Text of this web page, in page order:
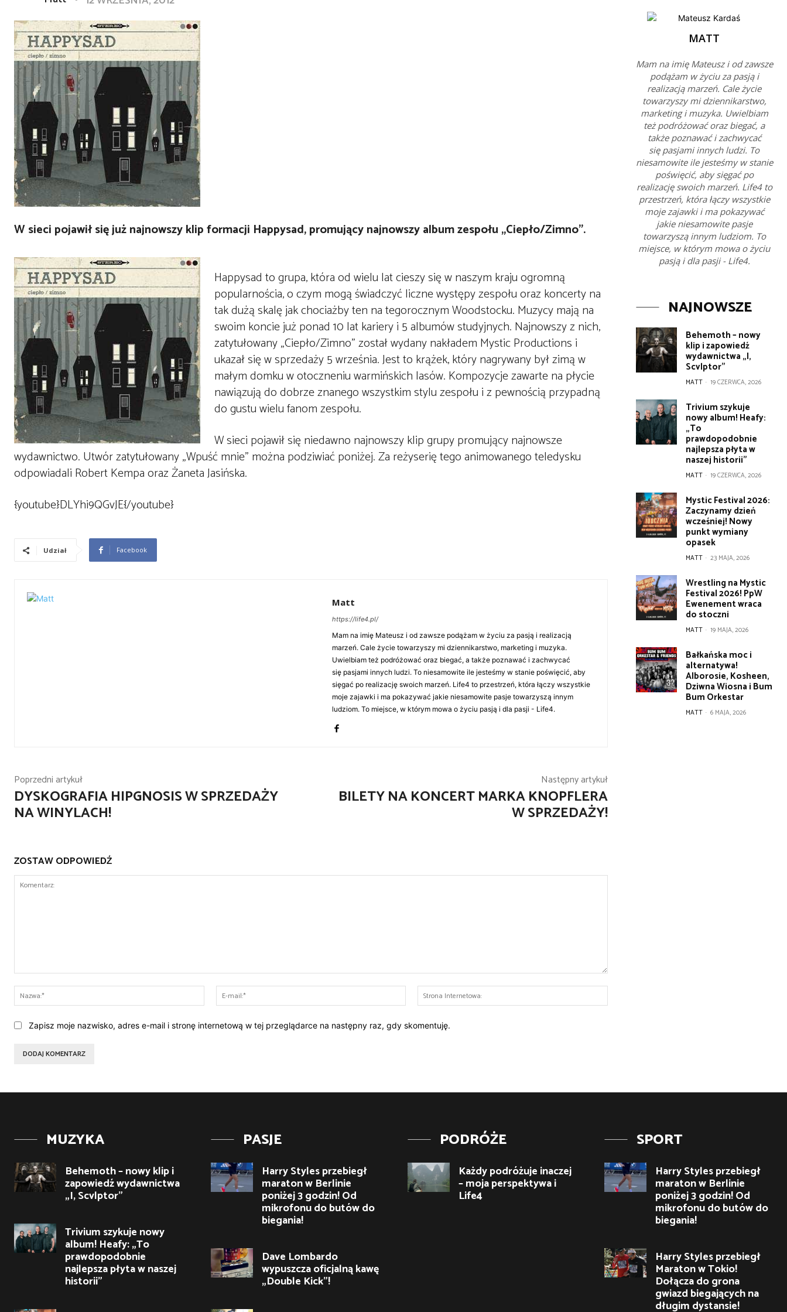
W sieci pojawił się już najnowszy klip formacji Happysad, promujący najnowszy album zespołu „Ciepło/Zimno”.
Happysad to grupa, która od wielu lat cieszy się w naszym kraju ogromną
popularnościa, o czym mogą świadczyć liczne występy zespołu oraz koncerty na
tak dużą skalę jak chociażby ten na tegorocznym Woodstocku. Muzycy mają na
swoim koncie już ponad 10 lat kariery i 5 albumów studyjnych. Najnowszy z nich,
zatytułowany „Ciepło/Zimno” został wydany nakładem Mystic Productions i
ukazał się w sprzedaży 5 września. Jest to krążek, który nagrywany był zimą w
małym domku w otoczneniu warmińskich lasów. Kompozycje zawarte na płycie
nawiązują do dobrze znanego wszystkim stylu zespołu i z pewnością przypadną
do gustu wielu fanom zespołu.
W sieci pojawił się niedawno najnowszy klip grupy promujący najnowsze
wydawnictwo. Utwór zatytułowany „Wpuść mnie” można podziwiać poniżej. Za reżyserię tego animowanego teledysku
odpowiadali Robert Kempa oraz Żaneta Jasińska.
{youtube}DLYhi9QGvJE{/youtube}
Udział Facebook
Matt
https://life4.pl/
Mam na imię Mateusz i od zawsze podążam w życiu za pasją i realizacją
marzeń. Cale życie towarzyszy mi dziennikarstwo, marketing i muzyka.
Uwielbiam też podróżować oraz biegać, a także poznawać i zachwycać
się pasjami innych ludzi. To niesamowite ile jesteśmy w stanie poświęcić, aby
sięgać po realizację swoich marzeń. Life4 to przestrzeń, która łączy wszystkie
moje zajawki i ma pokazywać jakie niesamowite pasje towarzyszą innym
ludziom. To miejsce, w którym mowa o życiu pasją i dla pasji - Life4.
Poprzedni artykuł
DYSKOGRAFIA HIPGNOSIS W SPRZEDAŻY
NA WINYLACH!
Następny artykuł
BILETY NA KONCERT MARKA KNOPFLERA
W SPRZEDAŻY!
ZOSTAW ODPOWIEDŹ
Nazwa:*
mail:*
Internetowa:
Zapisz moje nazwisko, adres e-mail i stronę internetową w tej przeglądarce na następny raz, gdy skomentuję.
MATT
Mam na imię Mateusz i od zawsze
podążam w życiu za pasją i
realizacją marzeń. Cale życie
towarzyszy mi dziennikarstwo,
marketing i muzyka. Uwielbiam
też podróżować oraz biegać, a
także poznawać i zachwycać
się pasjami innych ludzi. To
niesamowite ile jesteśmy w stanie
poświęcić, aby sięgać po
realizację swoich marzeń. Life4 to
przestrzeń, która łączy wszystkie
moje zajawki i ma pokazywać
jakie niesamowite pasje
towarzyszą innym ludziom. To
miejsce, w którym mowa o życiu
pasją i dla pasji - Life4.
NAJNOWSZE
Behemoth – nowy
klip i zapowiedź
wydawnictwa „I,
Scvlptor”
MATT - 19 CZERWCA, 2026
Trivium szykuje
nowy album! Heafy:
„To
prawdopodobnie
najlepsza płyta w
naszej historii”
MATT - 19 CZERWCA, 2026
Mystic Festival 2026:
Zaczynamy dzień
wcześniej! Nowy
punkt wymiany
opasek
MATT - 23 MAJA, 2026
Wrestling na Mystic
Festival 2026! PpW
Ewenement wraca
do stoczni
MATT - 19 MAJA, 2026
Bałkańska moc i
alternatywa!
Alborosie, Kosheen,
Dziwna Wiosna i Bum
Bum Orkestar
MATT - 6 MAJA, 2026
MUZYKA
Behemoth – nowy klip i
zapowiedź wydawnictwa
„I, Scvlptor”
Trivium szykuje nowy
album! Heafy: „To
prawdopodobnie
najlepsza płyta w naszej
historii”
PASJE
Harry Styles przebiegł
maraton w Berlinie
poniżej 3 godzin! Od
mikrofonu do butów do
biegania!
Dave Lombardo
wypuszcza oficjalną kawę
„Double Kick”!
PODRÓŻE
Każdy podróżuje inaczej
– moja perspektywa i
Life4
SPORT
Harry Styles przebiegł
maraton w Berlinie
poniżej 3 godzin! Od
mikrofonu do butów do
biegania!
Harry Styles przebiegł
Maraton w Tokio!
Dołącza do grona
gwiazd biegających na
długim dystansie!